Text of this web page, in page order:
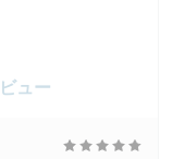
ュー